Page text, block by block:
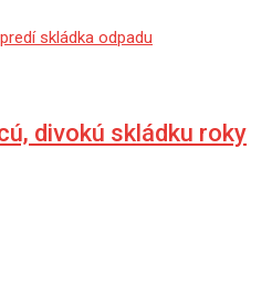
divokú skládku roky